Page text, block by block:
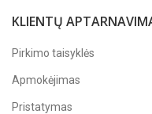
KLIENTŲ
Pirkimo taisyklės
Apmokėjimas
Pristatymas